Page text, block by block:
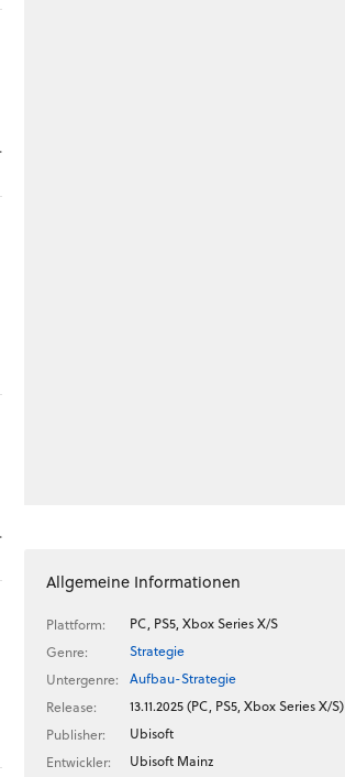
Allgemeine Informationen
Plattform:
PC, PS5, Xbox Series X/S
Genre:
Strategie
Untergenre:
Aufbau-Strategie
Release:
13.11.2025 (PC, PS5, Xbox Series X/S)
Publisher:
Ubisoft
Entwickler:
Ubisoft Mainz